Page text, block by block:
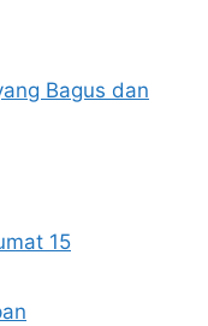
Bagus dan
15